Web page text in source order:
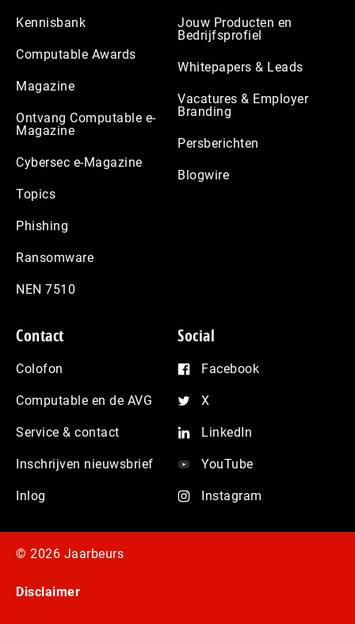
Kennisbank
Computable Awards
Magazine
Ontvang Computable e-
Magazine
Cybersec e-Magazine
Topics
Phishing
Ransomware
NEN 7510
Jouw Producten en
Bedrijfsprofiel
Whitepapers & Leads
Vacatures & Employer
Branding
Persberichten
Blogwire
Contact
Colofon
Computable en de AVG
Service & contact
Inschrijven nieuwsbrief
Inlog
Social
Facebook
X
LinkedIn
YouTube
Instagram
© 2026 Jaarbeurs
Disclaimer